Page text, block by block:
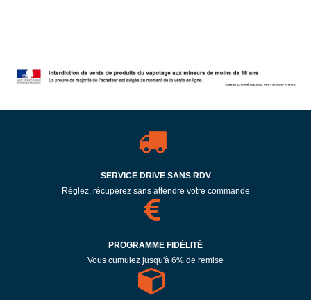
SERVICE DRIVE SANS RDV
Réglez, récupérez sans attendre votre commande
PROGRAMME FIDÉLITÉ
Vous cumulez jusqu'à 6% de remise